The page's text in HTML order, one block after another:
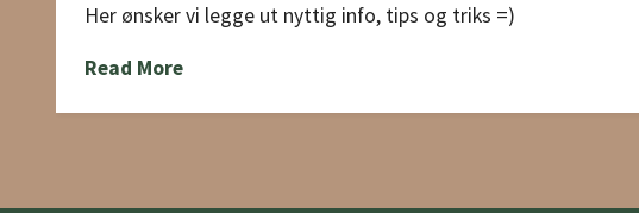
Her ønsker vi legge ut nyttig info, tips og triks =)
Read More